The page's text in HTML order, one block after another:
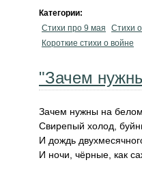
Категории:
Стихи про 9 мая
Стихи
Короткие стихи о войне
"Зачем
Зачем нужны на
Свирепый холод,
И дождь
И ночи, чёрные, как